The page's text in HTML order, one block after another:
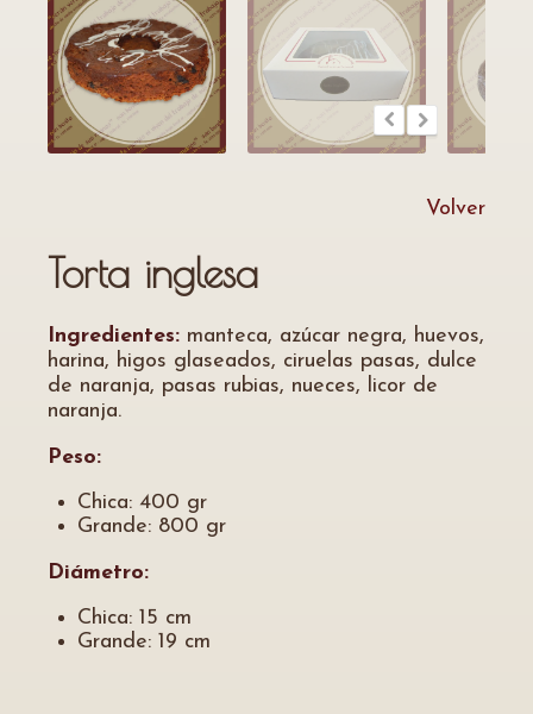
Volver
Torta inglesa
Ingredientes: manteca, azúcar negra, huevos,
harina, higos glaseados, ciruelas pasas, dulce
de naranja, pasas rubias, nueces, licor de
naranja.
Peso:
Chica: 400 gr
Grande: 800 gr
Diámetro:
Chica: 15 cm
Grande: 19 cm